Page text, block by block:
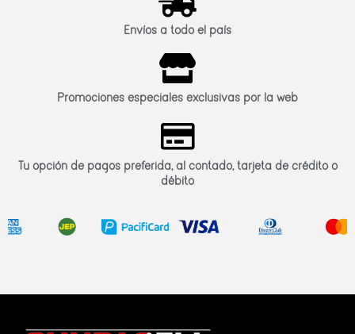
Envíos a todo el país
Promociones especiales exclusivas por la web
Tu opción de pagos preferida, al contado, tarjeta de crédito o
débito